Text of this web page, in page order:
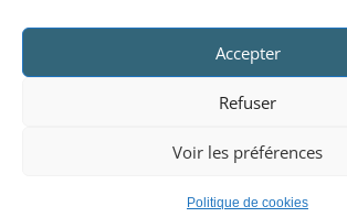
Accepter
Refuser
Voir les préférences
Politique de cookies
environnementale, portée
axe dédié dans le